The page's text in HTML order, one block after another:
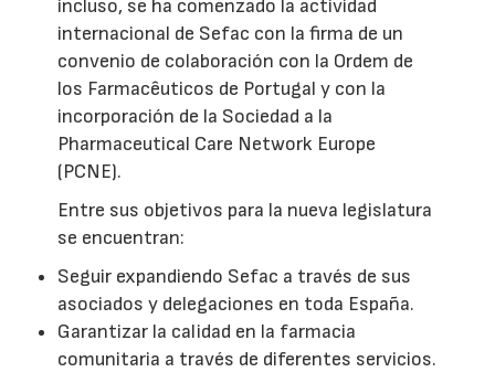
incluso, se ha comenzado la actividad
internacional de Sefac con la firma de un
convenio de colaboración con la Ordem de
los Farmacêuticos de Portugal y con la
incorporación de la Sociedad a la
Pharmaceutical Care Network Europe
(PCNE).
Entre sus objetivos para la nueva legislatura
se encuentran:
Seguir expandiendo Sefac a través de sus
asociados y delegaciones en toda España.
Garantizar la calidad en la farmacia
comunitaria a través de diferentes servicios.